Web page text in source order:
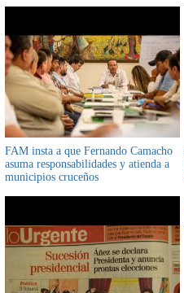
FAM insta a que Fernando Camacho
asuma responsabilidades y atienda a
municipios cruceños